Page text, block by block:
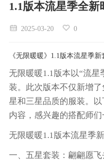
1.1版本流星季全新
2025-03-20 0
《无限暖暖》1.1版本流星季
无限暖暖1.1版本以“流
装。此次版本不仅新增
星和三星品质的服装。
内容，感兴趣的搭配师们
无限暖暖1.1版本流星季
一、五星套装：翩翩愿飞